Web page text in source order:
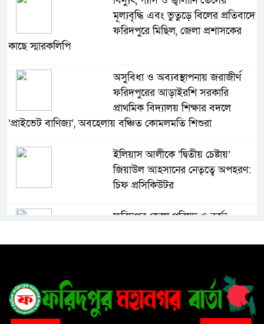
মূল্যবৃদ্ধি এবং ভুতুড়ে বিলের প্রতিবাদে
ফরিদপুরে মিছিল, জেলা প্রশাসকের
কাছে স্মারকলিপি
অসুবিধা ও অব্যবস্থাপনায় জরাজীর্ণ
ফরিদপুরের আড়াইরশি সরকারি
প্রাথমিক বিদ্যালয় শিক্ষার বদলে
‘প্রাইভেট বাণিজ্য’, অবহেলায় বঞ্চিত কোমলমতি শিশুরা
ইলিয়াস আলীকে ‘দ্বিতীয় চেষ্টায়’
জিয়াউল আহসানের নেতৃত্বে অপহরণ:
চিফ প্রসিকিউটর
ফরিদপুর জেলা পরিষদ ও বর্জ্য
করলেন স্থানীয় সরকার বিভাগের সচিব
৩০ বছরের ভোগান্তি, বসতভিটা রক্ষায়
প্রশাসনের হস্তক্ষেপ চান দিনমজুর
নুরুল ইসলাম